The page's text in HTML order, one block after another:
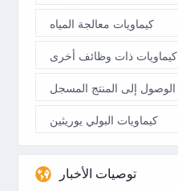
كيماويات معالجة المياه
كيماويات ذات وظائف أخرى
الوصول إلى المنتج المسجل
كيماويات البولي يوريثين
توصيات الأخبار